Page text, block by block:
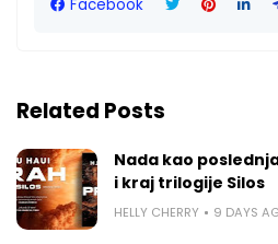
Facebook
Related Posts
Nada kao
i kraj trilogije Silos
HELLY CHERRY 9 DAYS